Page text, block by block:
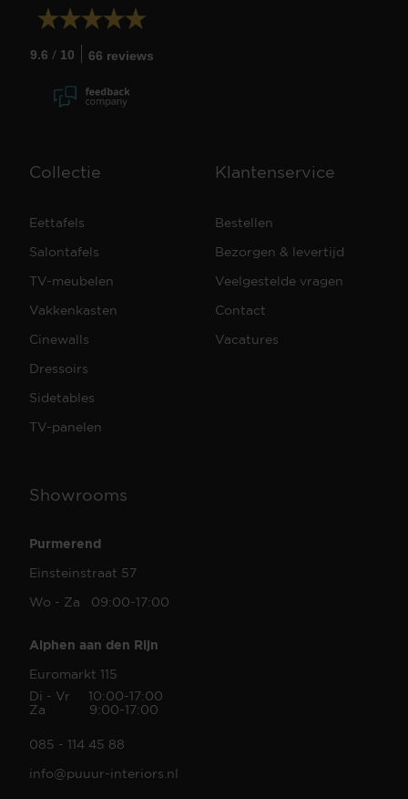
9.6 / 10 66 reviews
Collectie
Eettafels
Salontafels
TV-meubelen
Vakkenkasten
Cinewalls
Dressoirs
Sidetables
TV-panelen
Klantenservice
Bestellen
Bezorgen & levertijd
Veelgestelde vragen
Contact
Vacatures
Showrooms
Purmerend
Einsteinstraat 57
Wo - Za 09:00-17:00
Alphen aan den Rijn
Euromarkt 115
Di - Vr 10:00-17:00
Za 9:00-17:00
085 - 114 45 88
info@puuur-interiors.nl